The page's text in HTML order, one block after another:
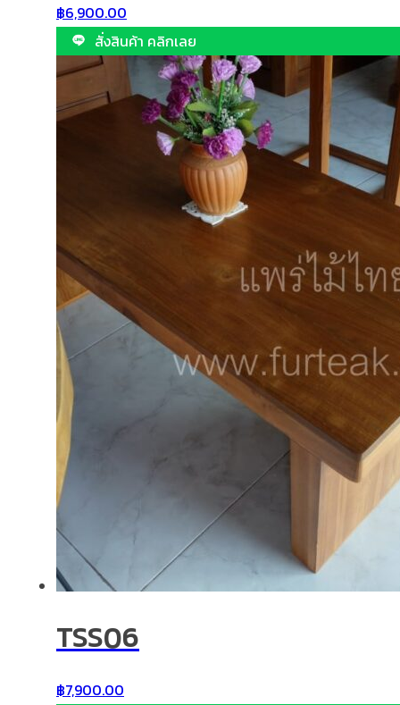
฿6,900.00
สั่งสินค้า คลิกเลย
TSS06
฿7,900.00